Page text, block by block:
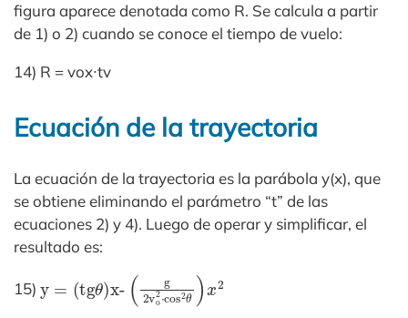
figura aparece denotada como R. Se calcula a partir
de 1) o 2) cuando se conoce el tiempo de vuelo:
14) R = vox∙tv
Ecuación de la trayectoria
La ecuación de la trayectoria es la parábola y(x), que
se obtiene eliminando el parámetro “t” de las
ecuaciones 2) y 4). Luego de operar y simplificar, el
resultado es:
15) (tg )x-
o ⋅cos 2 x2